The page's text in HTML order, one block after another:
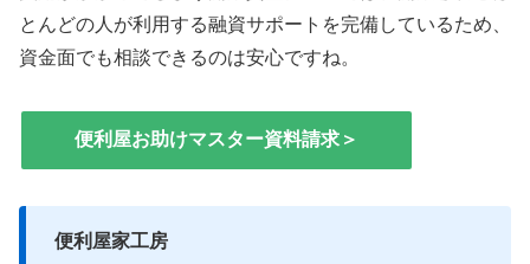
とんどの人が利用する融資サポートを完備しているため、
資金面でも相談できるのは安心ですね。
便利屋お助けマスター資料請求＞
便利屋家工房